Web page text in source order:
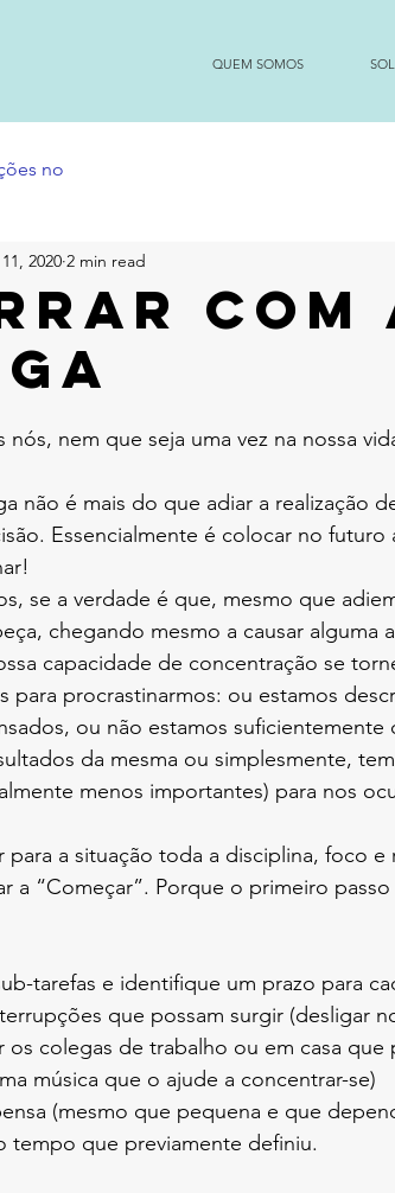
QUEM SOMOS
no
com
2020 2 min read
nem que seja uma vez na nossa
não é mais do que adiar a realização
Essencialmente é colocar no
se a verdade é que, mesmo que
chegando mesmo a causar alguma
capacidade de concentração se
para procrastinarmos: ou estamos
ou não estamos suficientemente
da mesma ou simplesmente,
menos importantes) para nos
para a situação toda a disciplina, foco
a “Começar”. Porque o primeiro
tarefas e identifique um prazo para
que possam surgir (desligar
os colegas de trabalho ou em casa que
música que o ajude a concentrar-se)
(mesmo que pequena e que
tempo que previamente definiu.